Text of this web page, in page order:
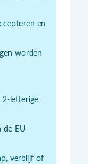
en
worden
2-letterige
de EU
verblijf of